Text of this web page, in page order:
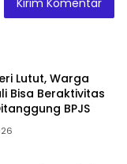
Lutut, Warga
Bisa Beraktivitas
BPJS